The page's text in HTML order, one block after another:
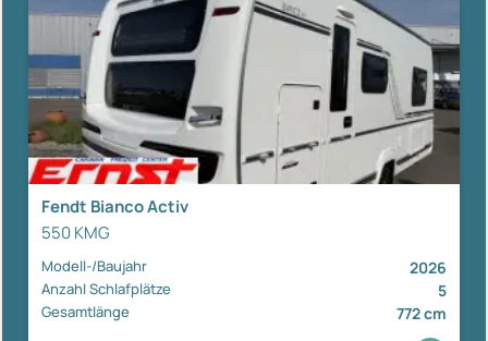
Fendt Bianco Activ
550 KMG
Modell-/Baujahr 2026
Anzahl Schlafplätze 5
Gesamtlänge 772 cm